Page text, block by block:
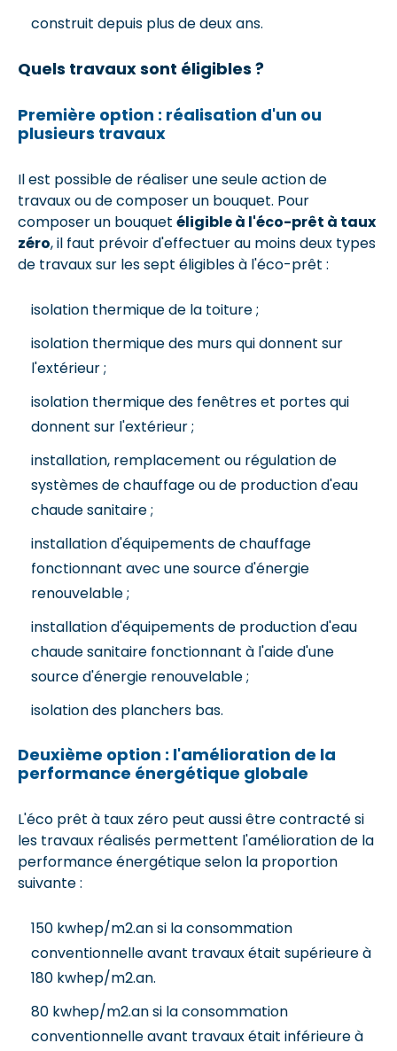
construit depuis plus de deux ans.
Quels travaux sont éligibles ?
Première option : réalisation d'un ou
plusieurs travaux
Il est possible de réaliser une seule action de
travaux ou de composer un bouquet. Pour
composer un bouquet éligible à l'éco-prêt à taux
zéro, il faut prévoir d'effectuer au moins deux types
de travaux sur les sept éligibles à l'éco-prêt :
isolation thermique de la toiture ;
isolation thermique des murs qui donnent sur
l'extérieur ;
isolation thermique des fenêtres et portes qui
donnent sur l'extérieur ;
installation, remplacement ou régulation de
systèmes de chauffage ou de production d'eau
chaude sanitaire ;
installation d'équipements de chauffage
fonctionnant avec une source d'énergie
renouvelable ;
installation d'équipements de production d'eau
chaude sanitaire fonctionnant à l'aide d'une
source d'énergie renouvelable ;
isolation des planchers bas.
Deuxième option : l'amélioration de la
performance énergétique globale
L'éco prêt à taux zéro peut aussi être contracté si
les travaux réalisés permettent l'amélioration de la
performance énergétique selon la proportion
suivante :
150 kwhep/m2.an si la consommation
conventionnelle avant travaux était supérieure à
180 kwhep/m2.an.
80 kwhep/m2.an si la consommation
conventionnelle avant travaux était inférieure à